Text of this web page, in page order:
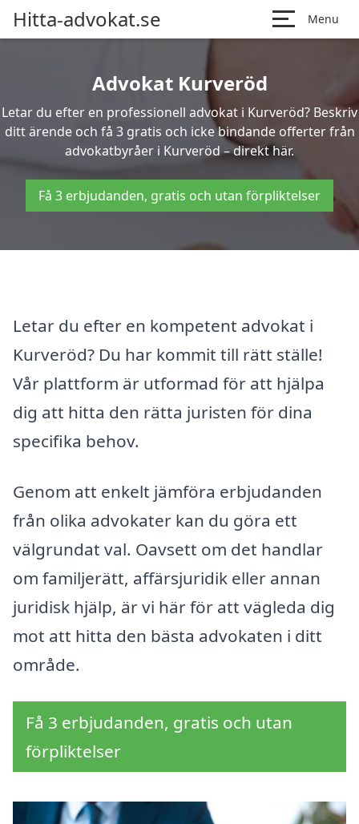
Hitta-advokat.se Menu
Advokat Kurveröd
Letar du efter en professionell advokat i Kurveröd? Beskriv
ditt ärende och få 3 gratis och icke bindande offerter från
advokatbyråer i Kurveröd – direkt här.
Få 3 erbjudanden, gratis och utan förpliktelser
Letar du efter en kompetent advokat i
Kurveröd? Du har kommit till rätt ställe!
Vår plattform är utformad för att hjälpa
dig att hitta den rätta juristen för dina
specifika behov.
Genom att enkelt jämföra erbjudanden
från olika advokater kan du göra ett
välgrundat val. Oavsett om det handlar
om familjerätt, affärsjuridik eller annan
juridisk hjälp, är vi här för att vägleda dig
mot att hitta den bästa advokaten i ditt
område.
Få 3 erbjudanden, gratis och utan
förpliktelser